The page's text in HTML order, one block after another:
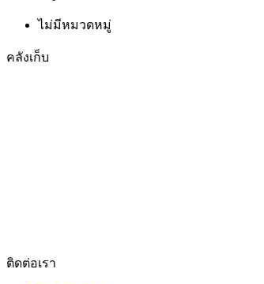
ไม่มีหมวดหมู่
คลังเก็บ
ติดต่อเรา